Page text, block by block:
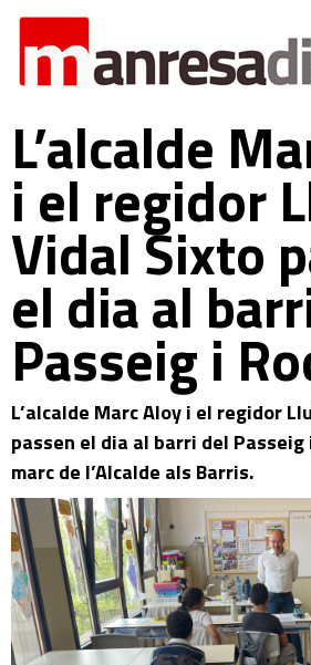
L’alcalde
i el regidor
Vidal Sixto
el dia al
Passeig i
L’alcalde Marc Aloy i el regidor
passen el dia al barri del Passeig
marc de l’Alcalde als Barris.